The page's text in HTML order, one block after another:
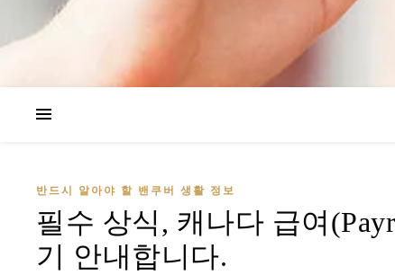
반드시 알아야 할 밴쿠버 생활 정보
필수 상식, 캐나다 급여
기 안내합니다.